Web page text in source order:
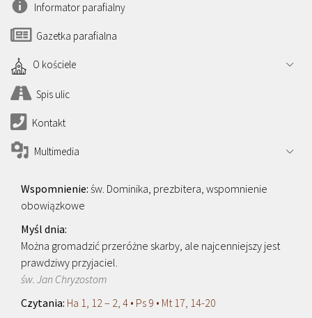
Informator parafialny
Gazetka parafialna
O kościele
Spis ulic
Kontakt
Multimedia
św. Dominika, prezbitera, wspomnienie
obowiązkowe
Można gromadzić przeróżne skarby, ale najcenniejszy jest
prawdziwy przyjaciel.
św. Jan Chryzostom
Ha 1, 12 – 2, 4 • Ps 9 • Mt 17, 14-20